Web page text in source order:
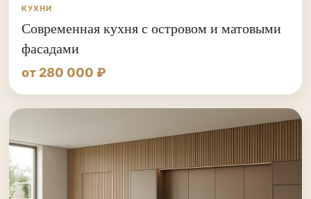
КУХНИ
Современная кухня с островом и матовыми
фасадами
от 280 000 ₽